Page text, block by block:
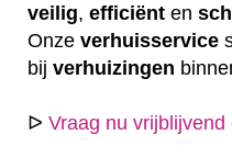
veilig, efficiënt en
Onze verhuisservice
bij verhuizingen
ᐅ Vraag nu